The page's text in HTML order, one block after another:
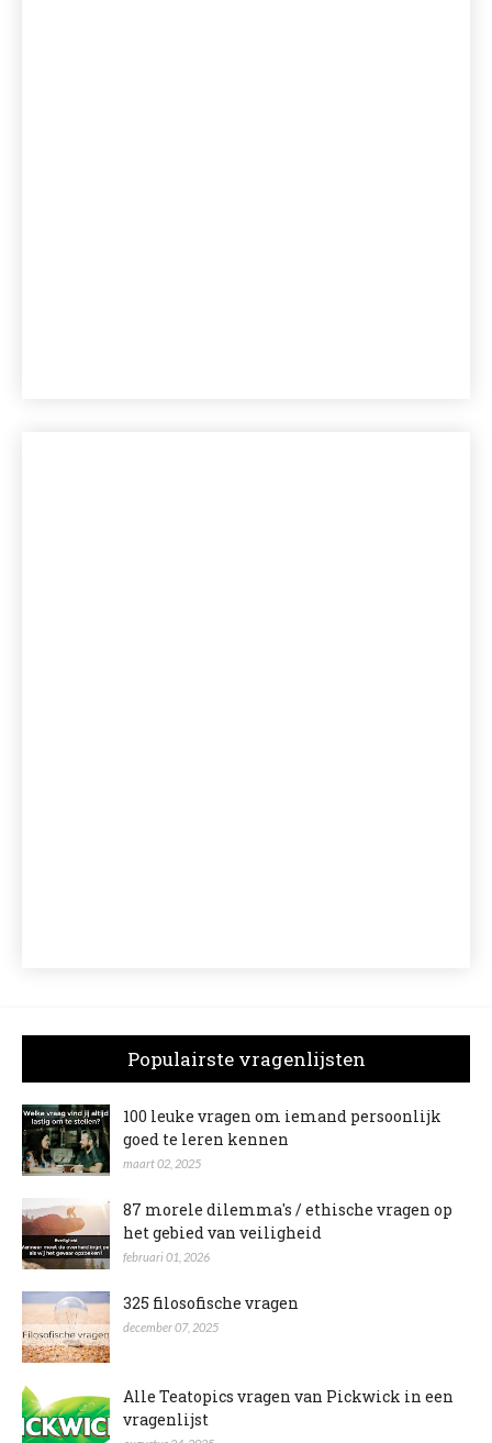
Populairste vragenlijsten
100 leuke vragen om iemand persoonlijk
goed te leren kennen
maart 02, 2025
87 morele dilemma's / ethische vragen op
het gebied van veiligheid
februari 01, 2026
325 filosofische vragen
december 07, 2025
Alle Teatopics vragen van Pickwick in een
vragenlijst